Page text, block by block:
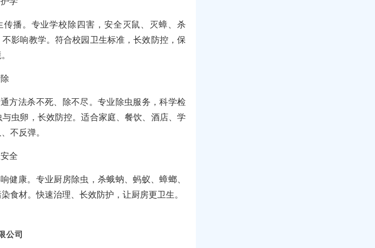
播。专业学校除四害，安全灭鼠、灭蟑、杀
影响教学。符合校园卫生标准，长效防控，保
方法杀不死、除不尽。专业除虫服务，科学检
虫卵，长效防控。适合家庭、餐饮、酒店、学
不反弹。
全
健康。专业厨房除虫，杀蛾蚋、蚂蚁、蟑螂、
食材。快速治理、长效防护，让厨房更卫生。
公司